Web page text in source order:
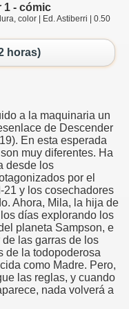
1 - cómic
color | Ed. Astiberri | 0.50
horas)
a la maquinaria un
de Descender
En esta esperada
muy diferentes. Ha
desde los
por el
21 y los cosechadores
Ahora, Mila, la hija de
días explorando los
planeta Sampson, e
las garras de los
de la todopoderosa
como Madre. Pero,
las reglas, y cuando
nada volverá a